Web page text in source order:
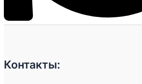
Контакты: